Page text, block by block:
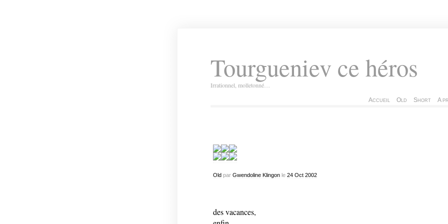
Tourgueniev ce héros
Irrationnel, molletonné…
Accueil Old Short A
Oldpar Gwendoline Klingonle 24 Oct 2002
des vacances,